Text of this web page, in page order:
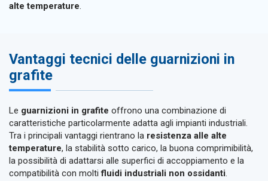
alte temperature.
Vantaggi tecnici delle guarnizioni in
grafite
Le guarnizioni in grafite offrono una combinazione di
caratteristiche particolarmente adatta agli impianti industriali.
Tra i principali vantaggi rientrano la resistenza alle alte
temperature, la stabilità sotto carico, la buona comprimibilità,
la possibilità di adattarsi alle superfici di accoppiamento e la
compatibilità con moltifluidi industriali non ossidanti.